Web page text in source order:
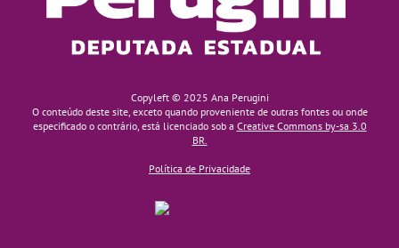
Copyleft © 2025 Ana Perugini
O conteúdo deste site, exceto quando proveniente de outras fontes ou onde
especificado o contrário, está licenciado sob a Creative Commons by-sa 3.0
BR.
Política de Privacidade